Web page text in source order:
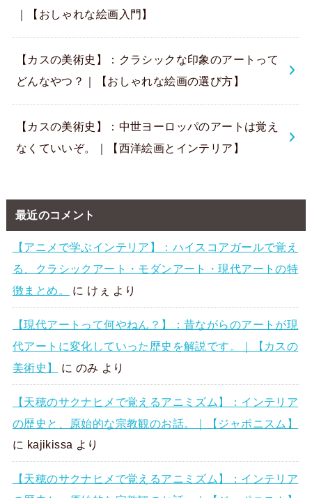
｜【おしゃれな絵画入門】
【カスの美術史】：クラシックな印象のアートって
どんなやつ？｜【おしゃれな絵画の選び方】
【カスの美術史】：中世ヨーロッパのアートは覚え
なくていいぞ。｜【西洋絵画とインテリア】
最近のコメント
【アニメで学ぶインテリア】：ハイスコアガールで覚え
る、クラシックアート・モダンアート・現代アートの特
徴まとめ。
に けぇ より
【現代アートって何やねん？】：昔ながらのアートが現
代アートに変化していった歴史を解説です。｜【カスの
美術史】
に のみ より
【天穂のサクナヒメで覚えるアニミズム】：インテリア
の歴史と、原始的な宗教観のお話。｜【ジャポニスム】
に kajikissa より
【天穂のサクナヒメで覚えるアニミズム】：インテリア